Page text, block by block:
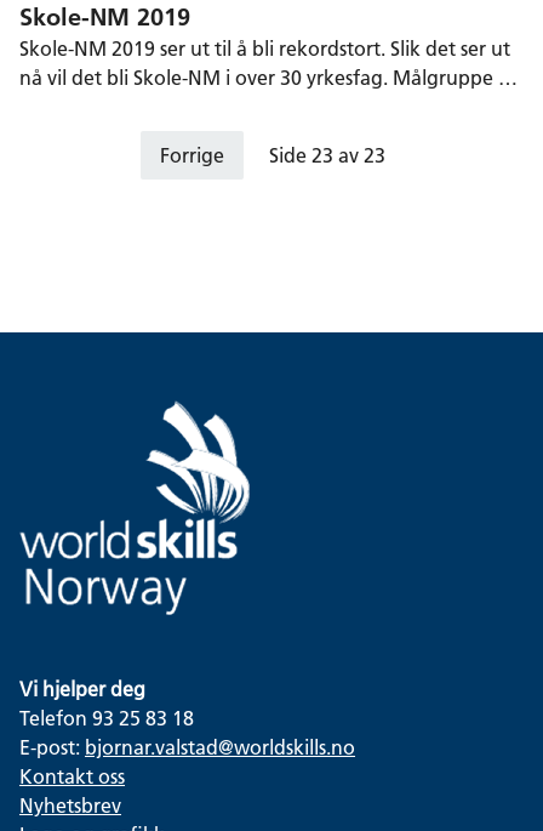
Skole-NM 2019
Skole-NM 2019 ser ut til å bli rekordstort. Slik det ser ut
nå vil det bli Skole-NM i over 30 yrkesfag. Målgruppe er
Forrige Side 23 av 23
Vi hjelper deg
Telefon 93 25 83 18
E-post: bjornar.valstad@worldskills.no
Kontakt oss
Nyhetsbrev